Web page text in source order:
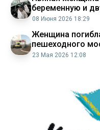
беременную и
области
08 Июня 2026 18:29
Женщина
пешеходного
23 Мая 2026 12:08